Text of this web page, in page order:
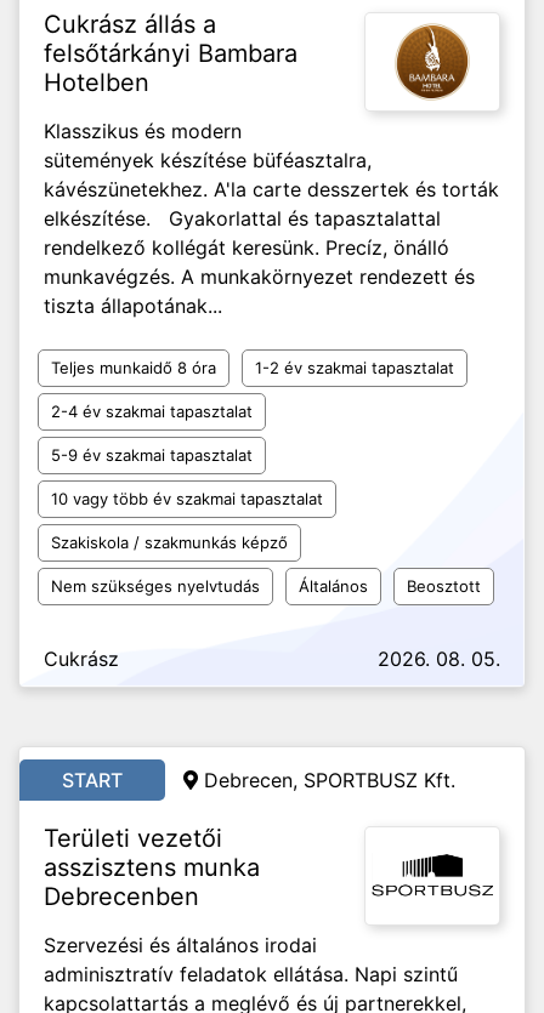
Cukrász állás a
felsőtárkányi Bambara
Hotelben
Klasszikus és modern
sütemények készítése büféasztalra,
kávészünetekhez. A'la carte desszertek és torták
elkészítése. Gyakorlattal és tapasztalattal
rendelkező kollégát keresünk. Precíz, önálló
munkavégzés. A munkakörnyezet rendezett és
tiszta állapotának...
Teljes munkaidő 8 óra 1-2 év szakmai tapasztalat
2-4 év szakmai tapasztalat
5-9 év szakmai tapasztalat
10 vagy több év szakmai tapasztalat
Szakiskola / szakmunkás képző
Nem szükséges nyelvtudás Általános Beosztott
Cukrász 2026. 08. 05.
START Debrecen, SPORTBUSZ Kft.
Területi vezetői
asszisztens munka
Debrecenben
Szervezési és általános irodai
adminisztratív feladatok ellátása. Napi szintű
kapcsolattartás a meglévő és új partnerekkel,